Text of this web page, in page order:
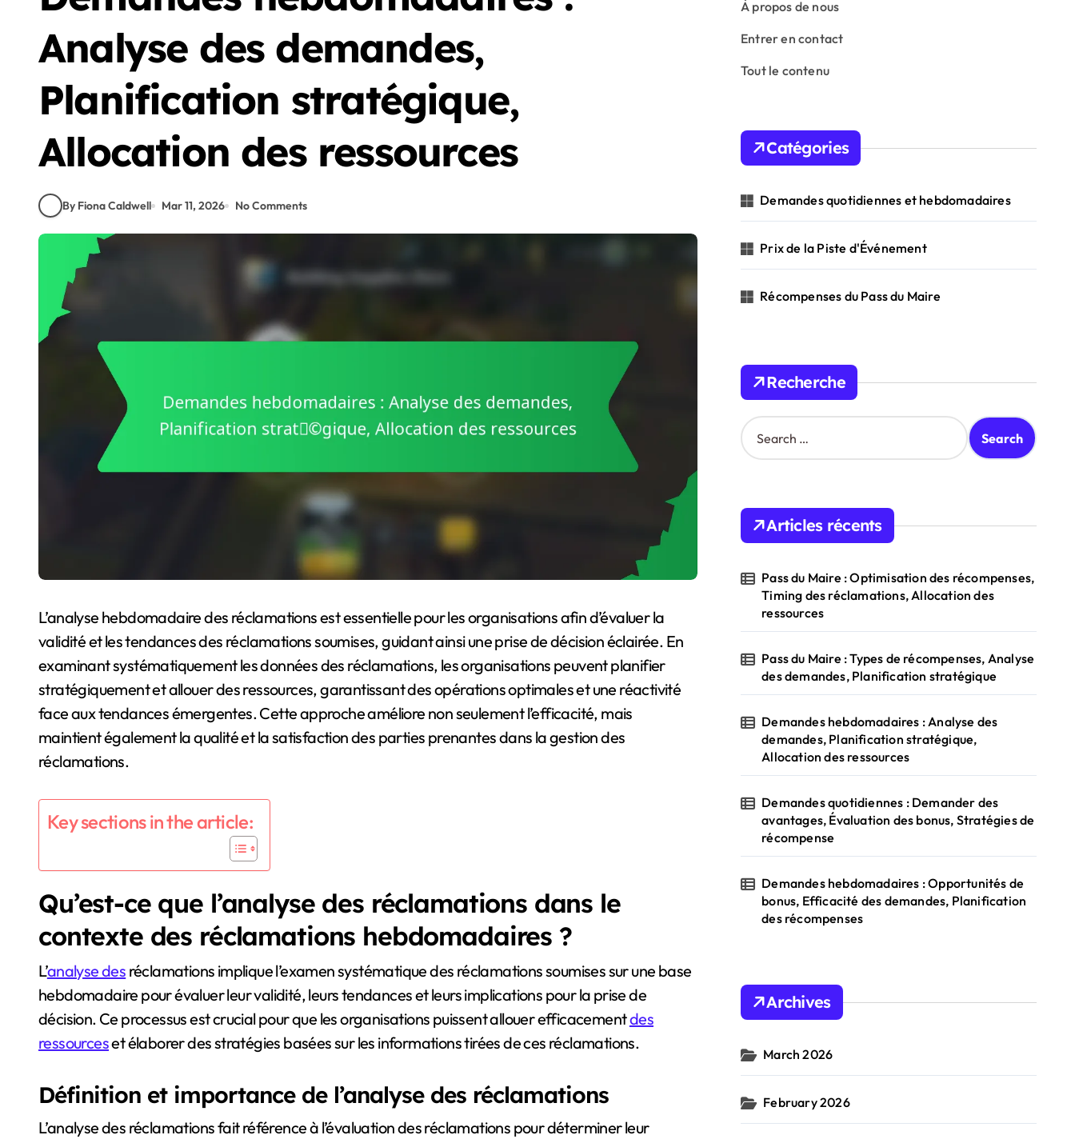
Analyse des demandes,
Planification stratégique,
Allocation des ressources
By Fiona Caldwell Mar 11, 2026 No Comments
L’analyse hebdomadaire des réclamations est essentielle pour les organisations afin d’évaluer la
validité et les tendances des réclamations soumises, guidant ainsi une prise de décision éclairée. En
examinant systématiquement les données des réclamations, les organisations peuvent planifier
stratégiquement et allouer des ressources, garantissant des opérations optimales et une réactivité
face aux tendances émergentes. Cette approche améliore non seulement l’efficacité, mais
maintient également la qualité et la satisfaction des parties prenantes dans la gestion des
réclamations.
Key sections in the article:
Qu’est-ce que l’analyse des réclamations dans le
contexte des réclamations hebdomadaires ?
L’analyse des réclamations implique l’examen systématique des réclamations soumises sur une base
hebdomadaire pour évaluer leur validité, leurs tendances et leurs implications pour la prise de
décision. Ce processus est crucial pour que les organisations puissent allouer efficacementdes
ressourceset élaborer des stratégies basées sur les informations tirées de ces réclamations.
Définition et importance de l’analyse des réclamations
L’analyse des réclamations fait référence à l’évaluation des réclamations pour déterminer leur
À propos de nous
Entrer en contact
Tout le contenu
Catégories
Demandes quotidiennes et hebdomadaires
Prix de la Piste d'Événement
Récompenses du Pass du Maire
Recherche
S
e
h
o
:
Articles récents
Pass du Maire : Optimisation des récompenses,
Timing des réclamations, Allocation des
ressources
Pass du Maire : Types de récompenses, Analyse
des demandes, Planification stratégique
Demandes hebdomadaires : Analyse des
demandes, Planification stratégique,
Allocation des ressources
Demandes quotidiennes : Demander des
avantages, Évaluation des bonus, Stratégies de
récompense
Demandes hebdomadaires : Opportunités de
bonus, Efficacité des demandes, Planification
des récompenses
Archives
March 2026
February 2026